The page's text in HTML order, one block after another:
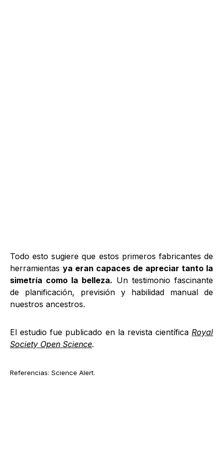
Todo esto sugiere que estos primeros fabricantes de
herramientas ya eran capaces de apreciar tanto la
simetría como la belleza. Un testimonio fascinante
de planificación, previsión y habilidad manual de
nuestros ancestros.
El estudio fue publicado en la revista científica Royal
Society Open Science.
Referencias: Science Alert.